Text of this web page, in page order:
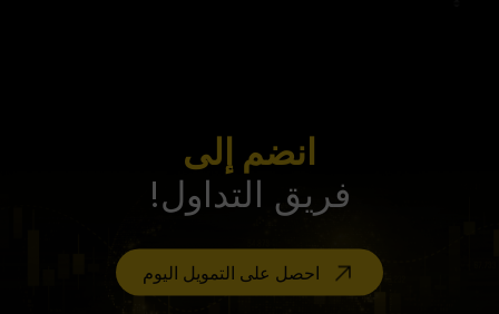
انضم إلى
فريق التداول!
احصل على التمويل اليوم